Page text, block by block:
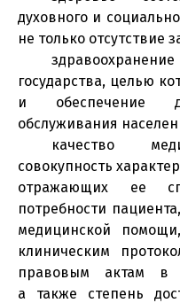
духовного и
не только отсутствие
государства, целью
и обеспечение
обслуживания
качество
совокупность
отражающих ее
потребности
медицинской
клиническим
правовым актам в
а также степень